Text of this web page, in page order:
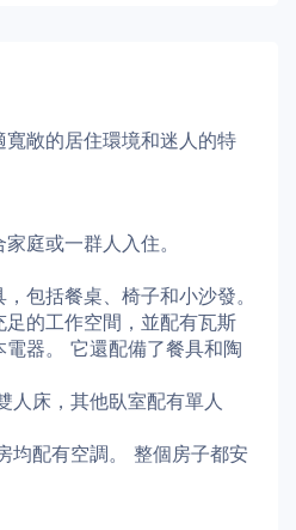
敞的居住環境和迷人的特
庭或一群人入住。
包括餐桌、椅子和小沙發。
的工作空間，並配有瓦斯
器。 它還配備了餐具和陶
人床，其他臥室配有單人
均配有空調。 整個房子都安